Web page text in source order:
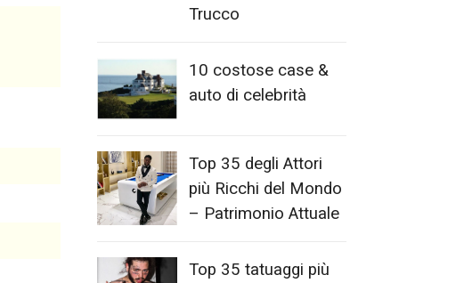
Trucco
10 costose case &
auto di celebrità
Top 35 degli Attori
più Ricchi del Mondo
– Patrimonio Attuale
Top 35 tatuaggi più